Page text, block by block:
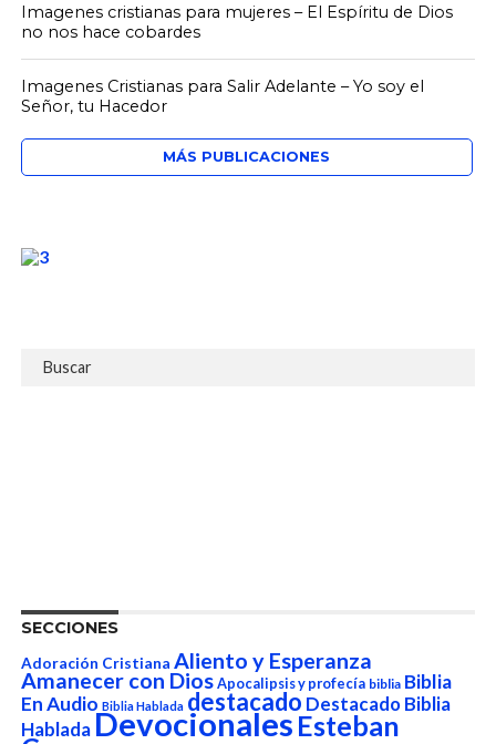
Imagenes cristianas para mujeres – El Espíritu de Dios
no nos hace cobardes
Imagenes Cristianas para Salir Adelante – Yo soy el
Señor, tu Hacedor
MÁS PUBLICACIONES
SECCIONES
Adoración Cristiana Aliento y Esperanza
Amanecer con Dios Apocalipsis y profecía biblia Biblia
En Audio Biblia Hablada destacado Destacado Biblia
HabladaDevocionalesEsteban